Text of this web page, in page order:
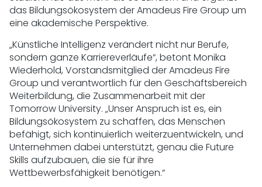
das Bildungsökosystem der Amadeus Fire Group um
eine akademische Perspektive.
„Künstliche Intelligenz verändert nicht nur Berufe,
sondern ganze Karriereverläufe“, betont Monika
Wiederhold, Vorstandsmitglied der Amadeus Fire
Group und verantwortlich für den Geschäftsbereich
Weiterbildung, die Zusammenarbeit mit der
Tomorrow University. „Unser Anspruch ist es, ein
Bildungsökosystem zu schaffen, das Menschen
befähigt, sich kontinuierlich weiterzuentwickeln, und
Unternehmen dabei unterstützt, genau die Future
Skills aufzubauen, die sie für ihre
Wettbewerbsfähigkeit benötigen.“